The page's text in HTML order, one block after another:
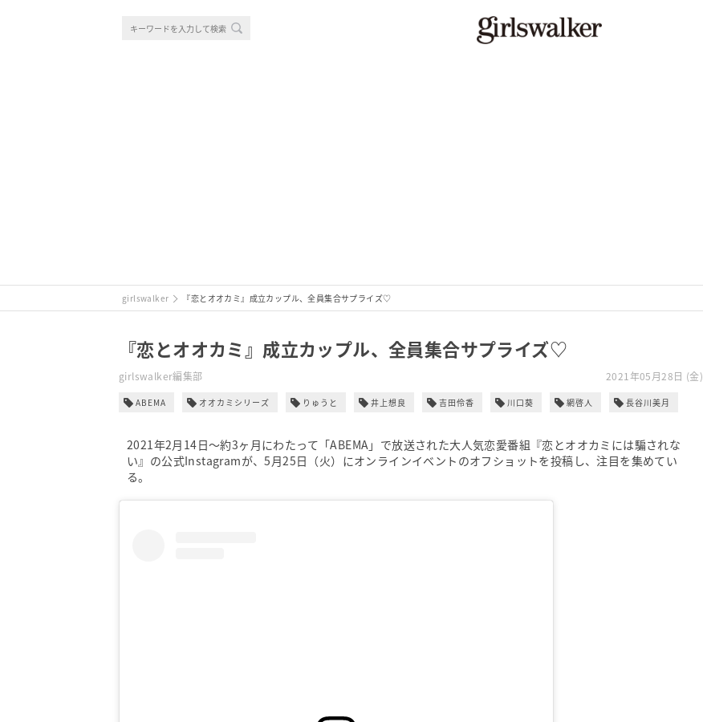
girlswalker 『恋とオオカミ』成立カップル、全員集合サプライズ♡
『恋とオオカミ』成立カップル、全員集合サプライズ♡
girlswalker編集部 2021年05月28日 (金)
ABEMA オオカミシリーズ りゅうと 井上想良 吉田伶香 川口葵 網啓人 長谷川美月
2021年2月14日〜約3ヶ月にわたって「ABEMA」で放送された大人気恋愛番組『恋とオオカミには騙されな
い』の公式Instagramが、5月25日（火）にオンラインイベントのオフショットを投稿し、注目を集めてい
る。